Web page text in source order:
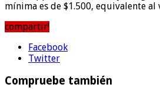
mínima es de $1.500, equivalente
compartir!
Facebook
Twitter
Compruebe también